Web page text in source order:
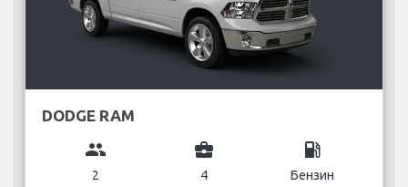
DODGE RAM
group
2
business_center
4
local_gas_station
Бензин